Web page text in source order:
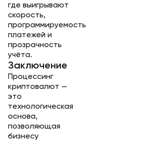
где выигрывают
скорость,
программируемость
платежей и
прозрачность
учёта.
Заключение
Процессинг
криптовалют —
это
технологическая
основа,
позволяющая
бизнесу